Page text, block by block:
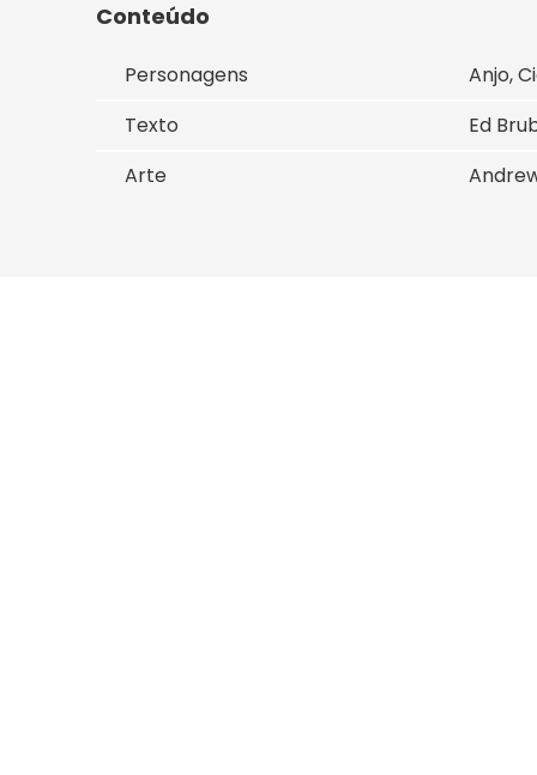
Conteúdo
Personagens
Anjo,
Texto
Ed
Arte